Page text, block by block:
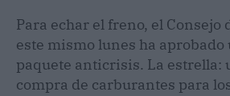
Para echar el freno, el Consejo
este mismo lunes ha aprobado
paquete anticrisis. La estrella:
compra de carburantes para